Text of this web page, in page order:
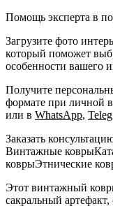
ковер
Помощь эксперта в
Загрузите фото
который поможет
особенности вашего
Получите
формате при личной
или в WhatsApp,
Заказать
Винтажные ковры
коврыЭтнические
Этот винтажный
сакральный